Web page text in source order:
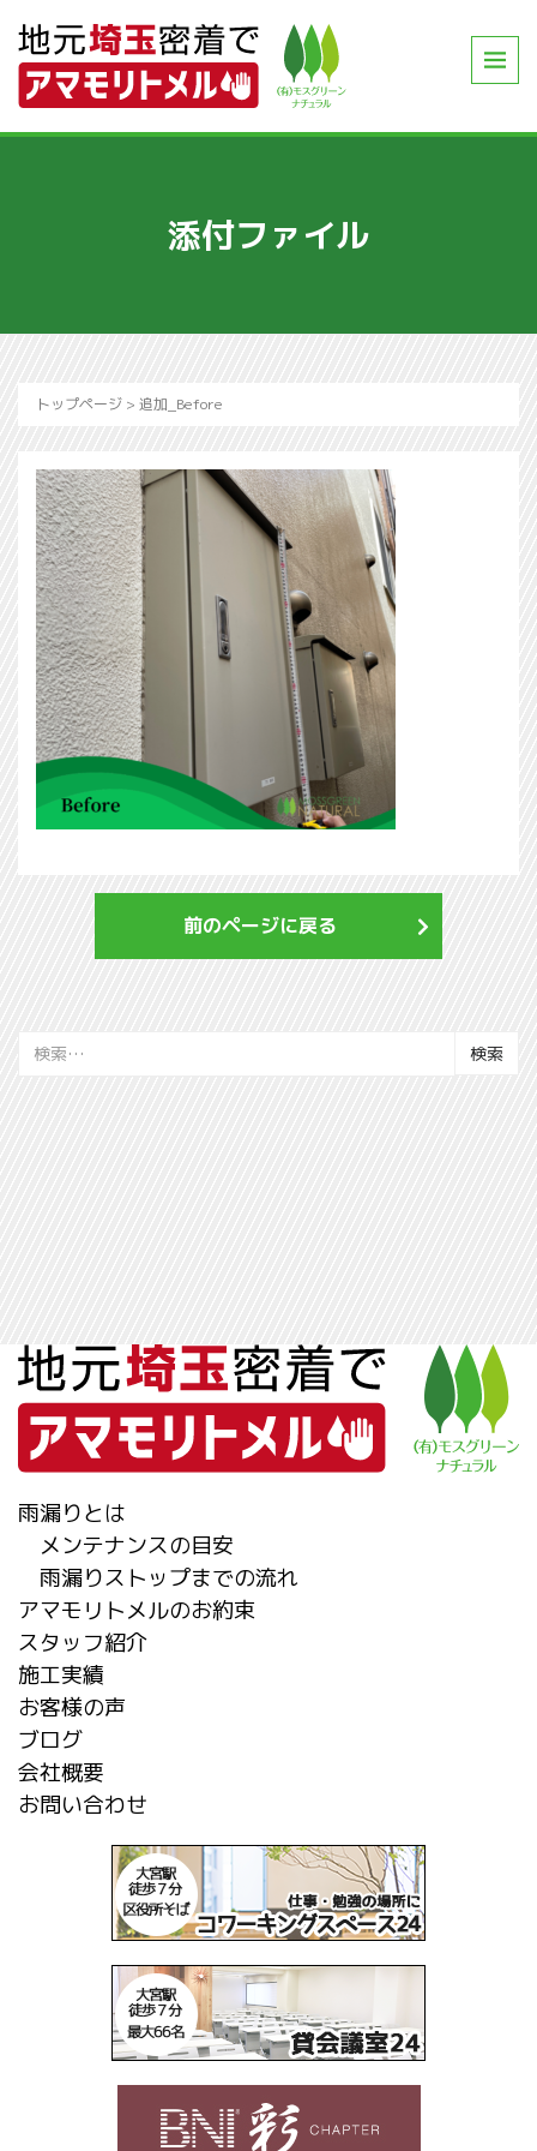
添付ファイル
トップページ > 追加_Before
前のページに戻る
検
雨漏りとは
メンテナンスの目安
雨漏りストップまでの流れ
アマモリトメルのお約束
スタッフ紹介
施工実績
お客様の声
ブログ
会社概要
お問い合わせ